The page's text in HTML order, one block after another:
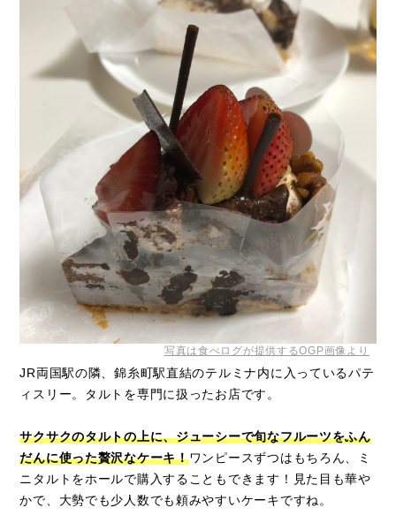
写真は食べログが提供するOGP画像より
JR両国駅の隣、錦糸町駅直結のテルミナ内に入っているパテ
ィスリー。タルトを専門に扱ったお店です。
サクサクのタルトの上に、ジューシーで旬なフルーツをふん
だんに使った贅沢なケーキ！ワンピースずつはもちろん、ミ
ニタルトをホールで購入することもできます！見た目も華や
かで、大勢でも少人数でも頼みやすいケーキですね。